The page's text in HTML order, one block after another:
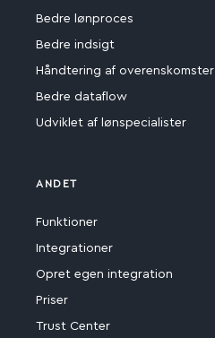
Bedre lønproces
Bedre indsigt
Håndtering af overenskomster
Bedre dataflow
Udviklet af lønspecialister
ANDET
Funktioner
Integrationer
Opret egen integration
Priser
Trust Center